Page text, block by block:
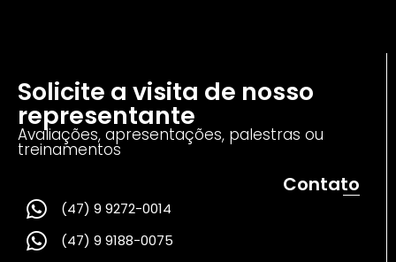
Solicite a visita de nosso
representante
Avaliações, apresentações, palestras ou
treinamentos
Contato
(47) 9 9272-0014
(47) 9 9188-0075